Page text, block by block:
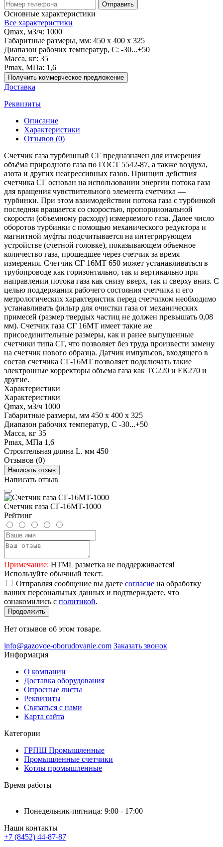
Отправить
Основные характеристики
Все характеристики
Qmax, м3/ч: 1000
Габаритные размеры, мм: 450 x 400 x 325
Диапазон рабочих температур, С: -30...+50
Масса, кг: 35
Рmax, МПа: 1,6
Получить коммерческое предложение
Доставка
Реквизиты
Описание
Характеристики
Отзывов (0)
Счетчик газа турбинный СГ предназначен для измерения
объёма природного газа по ГОСТ 5542-87, а также воздуха,
азота и других неагрессивных газов. Принцип действия
счетчика СГ основан на использовании энергии потока газа
для вращения чувствительного элемента счетчика —
турбинки. При этом взаимодействии потока газа с турбинкой
последняя вращается со скоростью, пропорциональной
скорости (объемному расходу) измеряемого газа. Далее число
оборотов турбинки с помощью механического редуктора и
магнитной муфты подсчитывается на интегрирующем
устройстве (счетной головке), показывающем объемное
количество газа, прошедшее через счетчик за время
измерения. Счетчик СГ 16МТ 650 может устанавливаться в
трубопроводе как горизонтально, так и вертикально при
направлении потока газа как снизу вверх, так и сверху вниз. С
целью поддержания рабочего состояния счетчика и его
метрологических характеристик перед счетчиком необходимо
устанавливать фильтр для очистки газа от механических
примесей (размер твердых частиц не должен превышать 0,08
мм). Счетчик газа СГ 16МТ имеет такие же
присоединительные размеры, как и ранее выпущенные
счетчики типа СГ, что позволяет без труда произвести замену
на счетчик нового образца. Датчик импульсов, входящего в
состав счетчика СГ-16МТ позволяет подключать такие
электронные корректоры объема газа как ТС220 и ЕК270 и
другие.
Характеристики
Характеристики
Qmax, м3/ч 1000
Габаритные размеры, мм 450 x 400 x 325
Диапазон рабочих температур, С -30...+50
Масса, кг 35
Рmax, МПа 1,6
Строительная длина L. мм 450
Отзывов (0)
Написать отзыв
Написать отзыв
Счетчик газа СГ-16МТ-1000
Рейтинг
Примечание: HTML разметка не поддерживается!
Используйте обычный текст.
Отправляя сообщение вы даете согласие на обработку
ваших персональных данных и подтверждаете, что
ознакомились с политикой.
Продолжить
Нет отзывов об этом товаре.
info@gazovoe-oborudovanie.com Заказать звонок
Информация
О компании
Доставка оборудования
Опросные листы
Реквизиты
Связаться с нами
Карта сайта
Категории
ГРПШ Промышленные
Промышленные счетчики
Котлы промышленные
Время работы
Понедельник-пятница: 9:00 - 17:00
Наши контакты
+7 (8452) 44-87-87